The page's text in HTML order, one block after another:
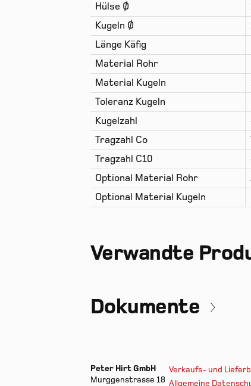
Hülse Ø
Kugeln Ø
Länge Käfig
Material Rohr
Material Kugeln
Toleranz Kugeln
Kugelzahl
Tragzahl Co
Tragzahl C10
Optional Material Rohr
Optional Material Kugeln
Verwandte
Dokumente
Peter Hirt GmbH
Murggenstrasse 18
Verkaufs- und
Allgemeine